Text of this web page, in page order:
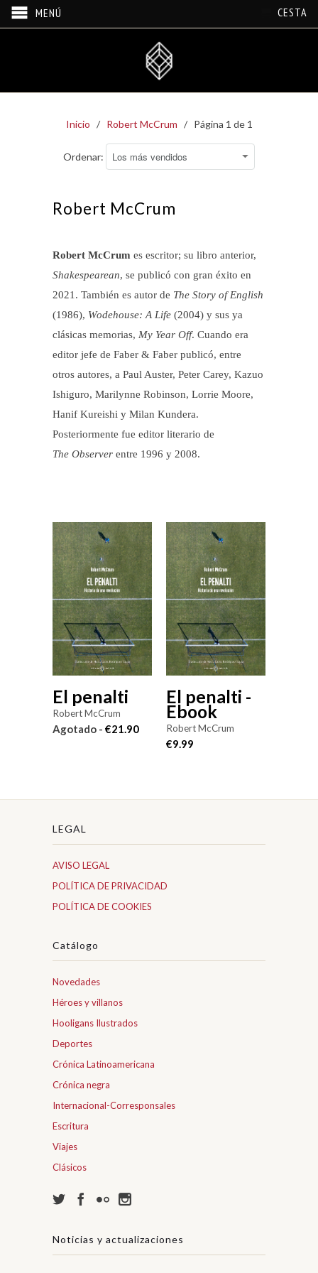
MENÚ CESTA
Inicio / Robert McCrum / Página 1 de 1
Ordenar:
Robert McCrum
Robert McCrum es escritor; su libro anterior,
Shakespearean, se publicó con gran éxito en
2021. También es autor de The Story of English
(1986), Wodehouse: A Life (2004) y sus ya
clásicas memorias, My Year Off. Cuando era
editor jefe de Faber & Faber publicó, entre
otros autores, a Paul Auster, Peter Carey, Kazuo
Ishiguro, Marilynne Robinson, Lorrie Moore,
Hanif Kureishi y Milan Kundera.
Posteriormente fue editor literario de
The Observer entre 1996 y 2008.
El penalti
Robert McCrum
Agotado - €21.90
El penalti -
Ebook
Robert McCrum
€9.99
LEGAL
AVISO LEGAL
POLÍTICA DE PRIVACIDAD
POLÍTICA DE COOKIES
Catálogo
Novedades
Héroes y villanos
Hooligans Ilustrados
Deportes
Crónica Latinoamericana
Crónica negra
Internacional-Corresponsales
Escritura
Viajes
Clásicos
Noticias y actualizaciones